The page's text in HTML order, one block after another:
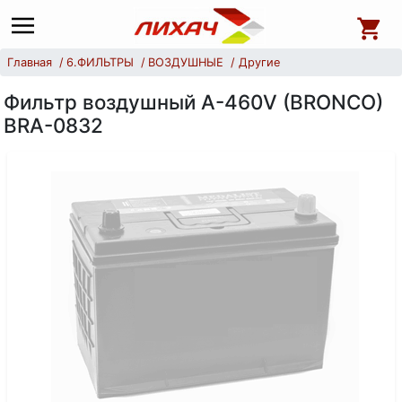
Главная 6.ФИЛЬТРЫ ВОЗДУШНЫЕ Другие
Фильтр воздушный А-460V (BRONCO)
BRA-0832